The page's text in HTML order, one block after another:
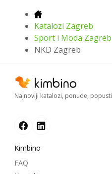
Katalozi Zagreb
Sport i Moda Zagreb
NKD Zagreb
Najnoviji katalozi, ponude, popusti
Kimbino
FAQ